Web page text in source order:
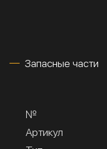
Запасные части
№
Артикул